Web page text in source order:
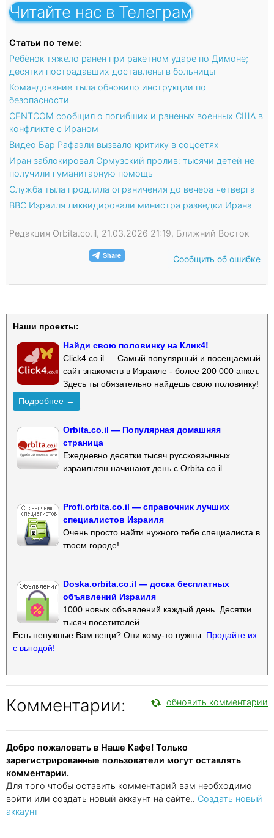
Читайте нас в Телеграм
Статьи по теме:
Ребёнок тяжело ранен при ракетном ударе по Димоне;
десятки пострадавших доставлены в больницы
Командование тыла обновило инструкции по
безопасности
CENTCOM сообщил о погибших и раненых военных США в
конфликте с Ираном
Видео Бар Рафаэли вызвало критику в соцсетях
Иран заблокировал Ормузский пролив: тысячи детей не
получили гуманитарную помощь
Служба тыла продлила ограничения до вечера четверга
ВВС Израиля ликвидировали министра разведки Ирана
Редакция Orbita.co.il, 21.03.2026 21:19, Ближний Восток
Сообщить об ошибке
Наши проекты:
Найди свою половинку на Клик4!
Click4.co.il — Самый популярный и посещаемый
сайт знакомств в Израиле - более 200 000 анкет.
Здесь ты обязательно найдешь свою половинку!
Подробнее →
Orbita.co.il — Популярная домашняя
страница
Ежедневно десятки тысяч русскоязычных
израильтян начинают день с Orbita.co.il
Profi.orbita.co.il — справочник лучших
специалистов Израиля
Очень просто найти нужного тебе специалиста в
твоем городе!
Doska.orbita.co.il — доска бесплатных
объявлений Израиля
1000 новых объявлений каждый день. Десятки
тысяч посетителей.
Есть ненужные Вам вещи? Они кому-то нужны. Продайте их
с выгодой!
Комментарии: обновить комментарии
Добро пожаловать в Наше Кафе! Только
зарегистрированные пользователи могут оставлять
комментарии.
Для того чтобы оставить комментарий вам необходимо
войти или создать новый аккаунт на сайте.. Создать новый
аккаунт